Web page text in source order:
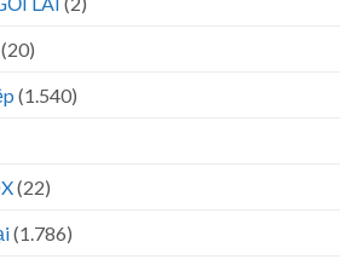
(20)
(1.540)
(22)
(1.786)